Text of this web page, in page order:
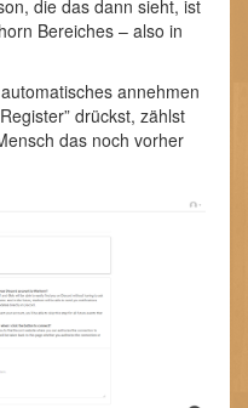
die das dann sieht, ist
Bereiches – also in
annehmen
drückst, zählst
das noch vorher